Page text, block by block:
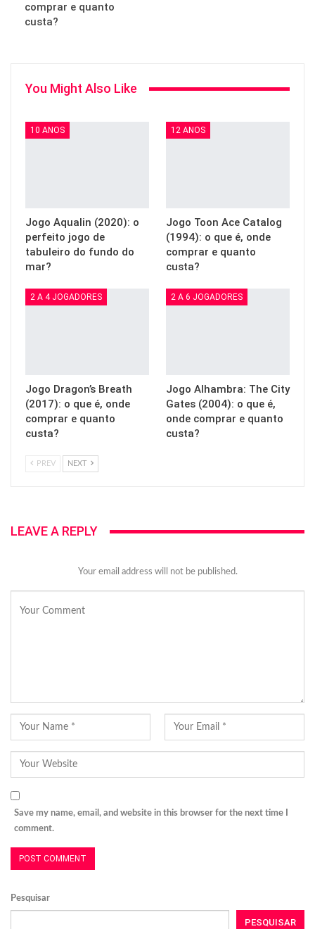
comprar e quanto
custa?
You Might Also Like
10 ANOS
Jogo Aqualin (2020): o
perfeito jogo de
tabuleiro do fundo do
mar?
12 ANOS
Jogo Toon Ace Catalog
(1994): o que é, onde
comprar e quanto
custa?
2 A 4 JOGADORES
Jogo Dragon’s Breath
(2017): o que é, onde
comprar e quanto
custa?
2 A 6 JOGADORES
Jogo Alhambra: The City
Gates (2004): o que é,
onde comprar e quanto
custa?
PREV NEXT
LEAVE A REPLY
Your email address will not be published.
Save my name, email, and website in this browser for the next time I
comment.
Pesquisar
PESQUISAR